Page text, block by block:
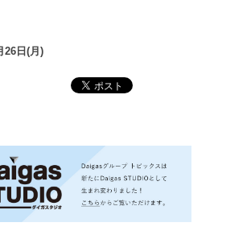
26日(月)